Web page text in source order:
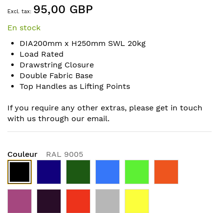
to
beginning
of
the
images
gallery
95,00 GBP
En stock
DIA200mm x H250mm SWL 20kg
Load Rated
Drawstring Closure
Double Fabric Base
Top Handles as Lifting Points
If you require any other extras, please get in touch
with us through our email.
Couleur RAL 9005